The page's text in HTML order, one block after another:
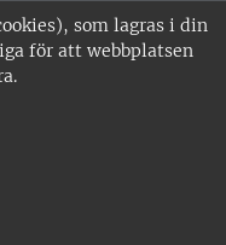
som lagras i din
för att webbplatsen
Huvudorter är
är
•
2817 •
av